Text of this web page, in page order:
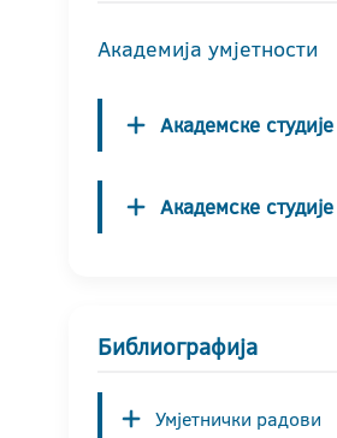
Академија умјетности
Академске
Академске
Библиографија
Умјетнички радови